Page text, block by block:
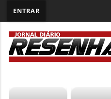
ENTRAR